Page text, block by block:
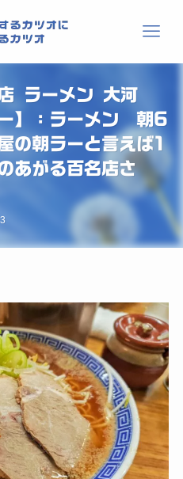
ラーメン 大河
ー】：ラーメン 朝6
の朝ラーと言えば1
あがる百名店さ